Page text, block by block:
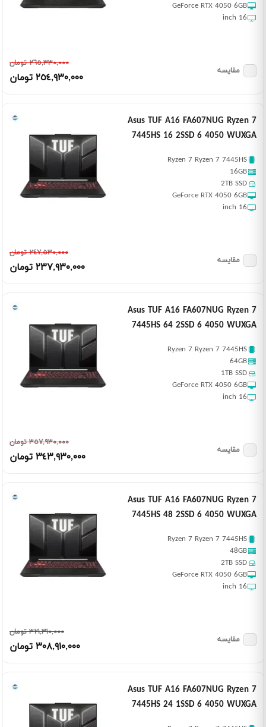
GeForce RTX 4050 6GB
16 inch
٢٦٥,٣٣٠,٠٠٠ تومان
٢٥٤,٩٣٠,٠٠٠ تومان
مقایسه
Asus TUF A16 FA607NUG Ryzen 7
7445HS 16 2SSD 6 4050 WUXGA
Ryzen 7 Ryzen 7 7445HS
16GB
2TB SSD
GeForce RTX 4050 6GB
16 inch
٢٤٧,٥٣٠,٠٠٠ تومان
٢٣٧,٩٣٠,٠٠٠ تومان
مقایسه
Asus TUF A16 FA607NUG Ryzen 7
7445HS 64 2SSD 6 4050 WUXGA
Ryzen 7 Ryzen 7 7445HS
64GB
1TB SSD
GeForce RTX 4050 6GB
16 inch
٣٥٧,٩٣٠,٠٠٠ تومان
٣٤٣,٩٣٠,٠٠٠ تومان
مقایسه
Asus TUF A16 FA607NUG Ryzen 7
7445HS 48 2SSD 6 4050 WUXGA
Ryzen 7 Ryzen 7 7445HS
48GB
2TB SSD
GeForce RTX 4050 6GB
16 inch
٣٢١,٣١٠,٠٠٠ تومان
٣٠٨,٩١٠,٠٠٠ تومان
مقایسه
Asus TUF A16 FA607NUG Ryzen 7
7445HS 24 1SSD 6 4050 WUXGA